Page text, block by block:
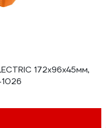
172х96х45мм,